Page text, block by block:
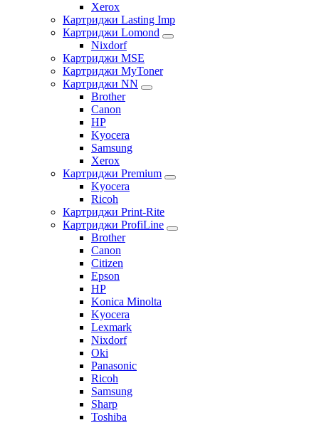
Xerox
Картриджи Lasting Imp
Картриджи Lomond
Nixdorf
Картриджи MSE
Картриджи MyToner
Картриджи NN
Brother
Canon
HP
Kyocera
Samsung
Xerox
Картриджи Premium
Kyocera
Ricoh
Картриджи Print-Rite
Картриджи ProfiLine
Brother
Canon
Citizen
Epson
HP
Konica Minolta
Kyocera
Lexmark
Nixdorf
Oki
Panasonic
Ricoh
Samsung
Sharp
Toshiba